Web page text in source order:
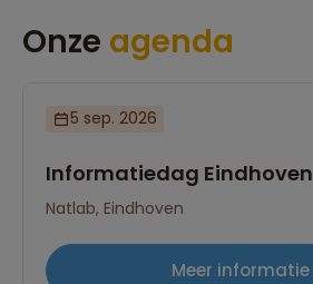
Onze agenda
5 sep. 2026
Informatiedag Eindhoven
Natlab, Eindhoven
Meer informatie